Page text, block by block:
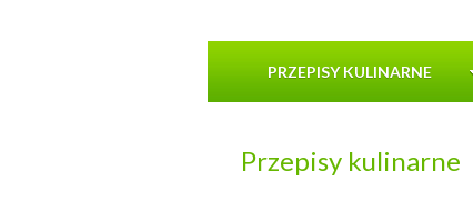
PRZEPISY KULINARNE
Przepisy kulinarne